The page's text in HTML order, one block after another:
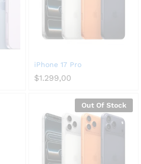
iPhone 17 Pro
$1.299,00
Out Of Stock